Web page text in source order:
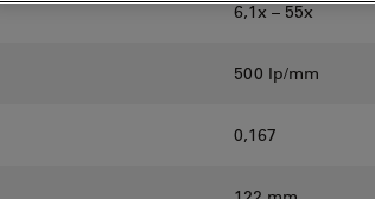
6,1x – 55x
500 lp/mm
0,167